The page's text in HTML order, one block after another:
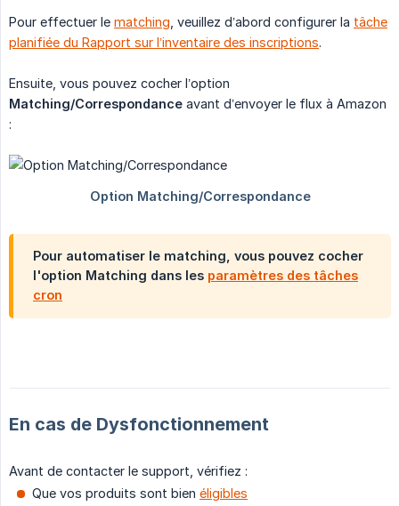
Pour effectuer le matching , veuillez d’abord configurer la tâche
planifiée du Rapport sur l’inventaire des inscriptions.
Ensuite, vous pouvez cocher l’option
Matching/Correspondance avant d’envoyer le flux à Amazon
:
Pour automatiser le matching, vous pouvez cocher
l'option Matching dans les paramètres des tâches
cron
En cas de Dysfonctionnement
Avant de contacter le support, vérifiez :
Que vos produits sont bien éligibles